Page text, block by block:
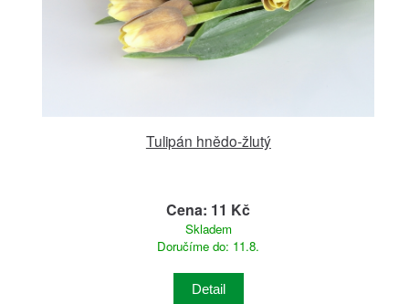
Tulipán hnědo-žlutý
Cena: 11 Kč
Skladem
Doručíme do: 11.8.
Detail